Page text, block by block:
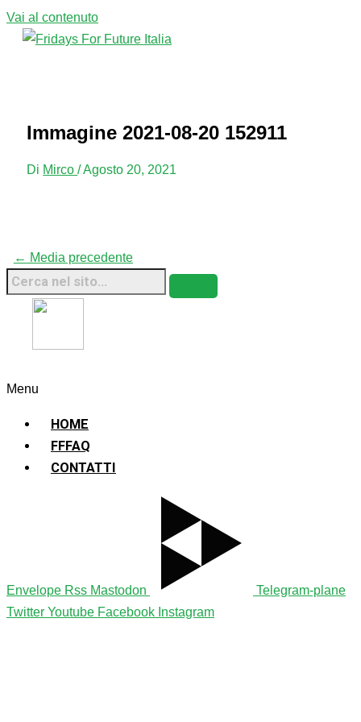
Vai al contenuto
Immagine 2021-08-20 152911
Di Mirco/Agosto 20, 2021
← Media precedente
Menu
HOME
FFFAQ
CONTATTI
Envelope Rss Mastodon
Telegram-plane
Twitter Youtube Facebook Instagram